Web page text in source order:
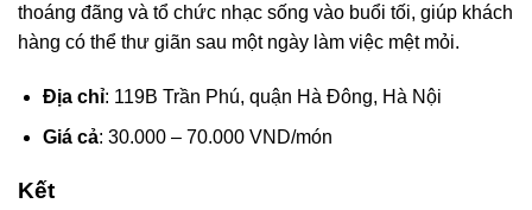
thoáng đãng và tổ chức nhạc sống vào buổi tối, giúp khách
hàng có thể thư giãn sau một ngày làm việc mệt mỏi.
Địa chỉ: 119B Trần Phú, quận Hà Đông, Hà Nội
Giá cả: 30.000 – 70.000 VND/món
Kết